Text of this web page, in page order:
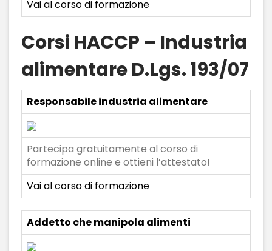
Vai al corso di formazione
Corsi HACCP – Industria
alimentare D.Lgs. 193/07
Responsabile industria alimentare
Partecipa gratuitamente al corso di
formazione online e ottieni l’attestato!
Vai al corso di formazione
Addetto che manipola alimenti